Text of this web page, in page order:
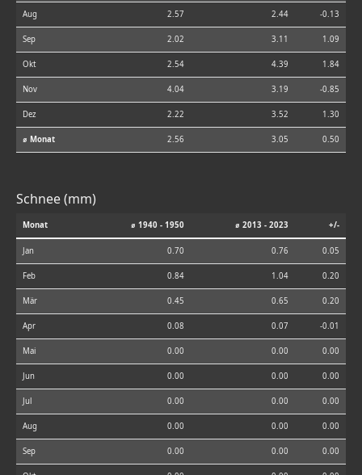
Aug 2.57 2.44 -0.13
Sep 2.02 3.11 1.09
Okt 2.54 4.39 1.84
Nov 4.04 3.19 -0.85
Dez 2.22 3.52 1.30
⌀ Monat 2.56 3.05 0.50
Schnee (mm)
Monat ⌀ 1940 - 1950 ⌀ 2013 - 2023 +/-
Jan 0.70 0.76 0.05
Feb 0.84 1.04 0.20
Mär 0.45 0.65 0.20
Apr 0.08 0.07 -0.01
Mai 0.00 0.00 0.00
Jun 0.00 0.00 0.00
Jul 0.00 0.00 0.00
Aug 0.00 0.00 0.00
Sep 0.00 0.00 0.00